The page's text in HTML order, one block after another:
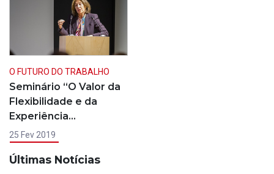
O FUTURO DO TRABALHO
Seminário “O Valor da
Flexibilidade e da
Experiência…
25 Fev 2019
Últimas Notícias